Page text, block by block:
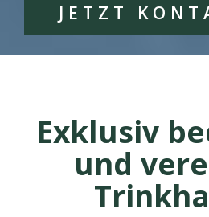
JETZT
Exklusiv
und